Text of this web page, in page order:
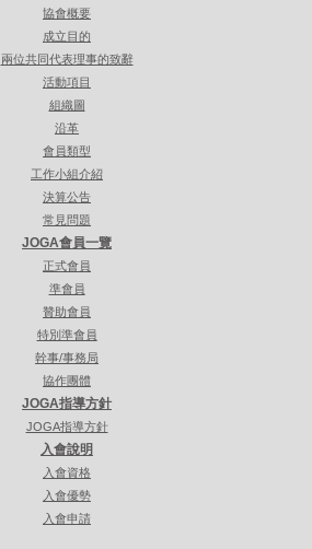
協會概要
成立目的
兩位共同代表理事的致辭
活動項目
組織圖
沿革
會員類型
工作小組介紹
決算公告
常見問題
JOGA會員一覽
正式會員
準會員
贊助會員
特別準會員
幹事/事務局
協作團體
JOGA指導方針
JOGA指導方針
入會說明
入會資格
入會優勢
入會申請